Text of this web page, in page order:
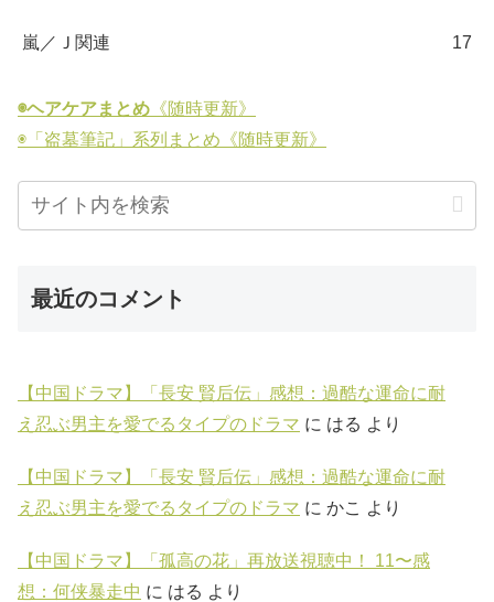
嵐／Ｊ関連 17
◉ヘアケアまとめ 《随時更新》
◉「盗墓筆記」系列まとめ《随時更新》
最近のコメント
【中国ドラマ】「長安 賢后伝」感想：過酷な運命に耐
え忍ぶ男主を愛でるタイプのドラマ に はる より
【中国ドラマ】「長安 賢后伝」感想：過酷な運命に耐
え忍ぶ男主を愛でるタイプのドラマ に かこ より
【中国ドラマ】「孤高の花」再放送視聴中！ 11〜感
想：何侠暴走中 に はる より